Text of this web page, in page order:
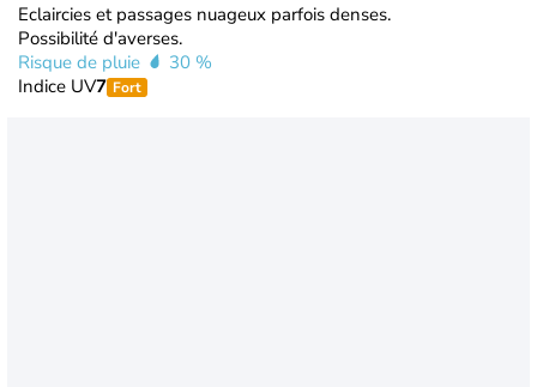
Eclaircies et passages nuageux parfois denses.
Possibilité d'averses.
Risque de pluie
30 %
Indice UV7 Fort